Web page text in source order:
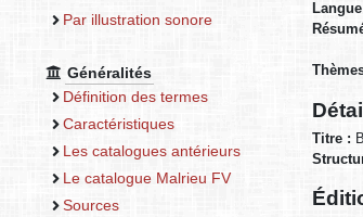
Par illustration sonore
Généralités
Définition des termes
Caractéristiques
Les catalogues antérieurs
Le catalogue Malrieu FV
Sources
Titre :